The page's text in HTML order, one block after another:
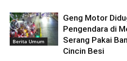
Berita Umum
Geng Motor
Pengendara di
Serang Pakai
Cincin Besi